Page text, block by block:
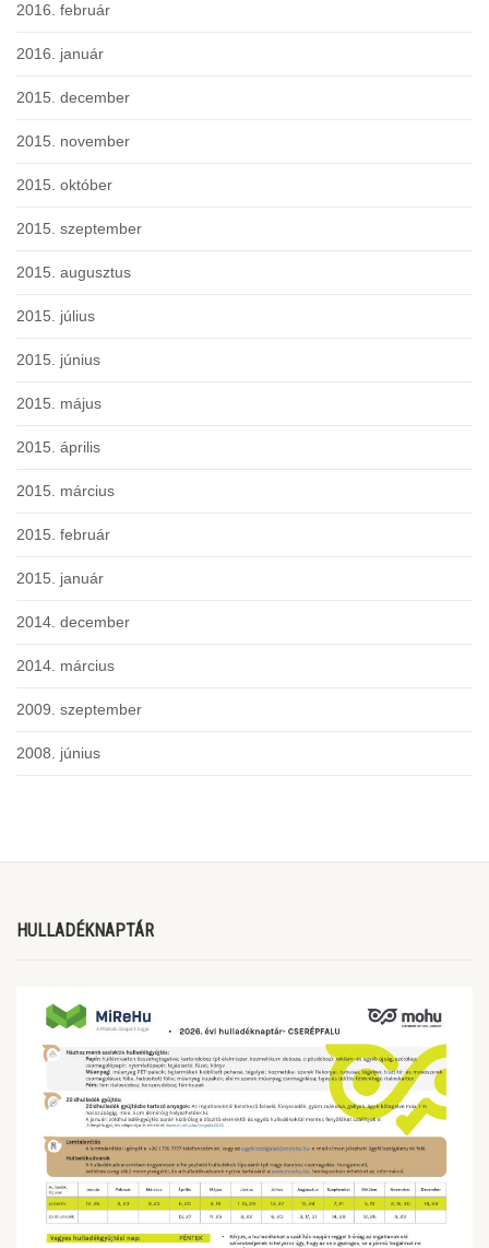
2016. február
2016. január
2015. december
2015. november
2015. október
2015. szeptember
2015. augusztus
2015. július
2015. június
2015. május
2015. április
2015. március
2015. február
2015. január
2014. december
2014. március
2009. szeptember
2008. június
HULLADÉKNAPTÁR